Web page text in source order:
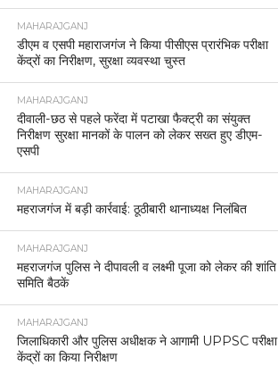
MAHARAJGANJ
डीएम व एसपी महाराजगंज ने किया पीसीएस प्रारंभिक परीक्षा
केंद्रों का निरीक्षण, सुरक्षा व्यवस्था चुस्त
MAHARAJGANJ
दीवाली-छठ से पहले फरेंदा में पटाखा फैक्ट्री का संयुक्त
निरीक्षण सुरक्षा मानकों के पालन को लेकर सख्त हुए डीएम-
एसपी
MAHARAJGANJ
महराजगंज में बड़ी कार्रवाई: ठूठीबारी थानाध्यक्ष निलंबित
MAHARAJGANJ
महराजगंज पुलिस ने दीपावली व लक्ष्मी पूजा को लेकर की शांति
समिति बैठकें
MAHARAJGANJ
जिलाधिकारी और पुलिस अधीक्षक ने आगामी UPPSC परीक्षा
केंद्रों का किया निरीक्षण